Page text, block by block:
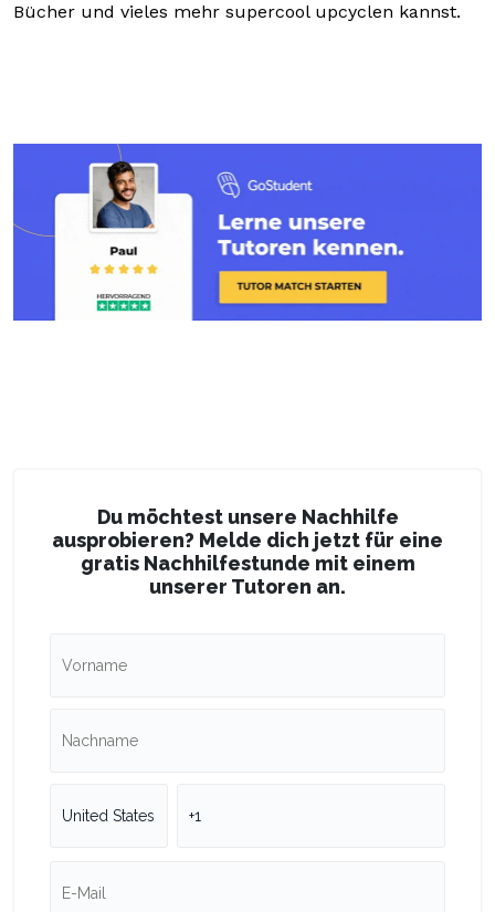
Bücher und vieles mehr supercool upcyclen kannst.
Du möchtest unsere Nachhilfe
ausprobieren? Melde dich jetzt für eine
gratis Nachhilfestunde mit einem
unserer Tutoren an.